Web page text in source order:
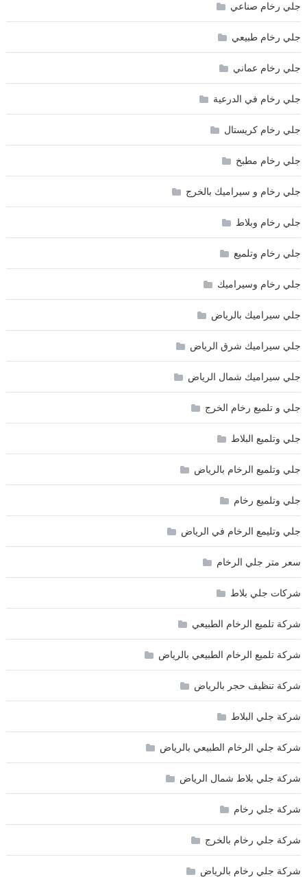
جلي رخام صناعي
جلي رخام طبيعي
جلي رخام عماني
جلي رخام في الدرعية
جلي رخام كريستال
جلي رخام مطبخ
جلي رخام و سيراميك بالخرج
جلي رخام وبلاط
جلي رخام وتلميع
جلي رخام وسيراميك
جلي سيراميك بالرياض
جلي سيراميك شرق الرياض
جلي سيراميك شمال الرياض
جلي و تلميع رخام الخرج
جلي وتلميع البلاط
جلي وتلميع الرخام بالرياض
جلي وتلميع رخام
جلي وتليمع الرخام في الرياض
سعر متر جلي الرخام
شركات جلي بلاط
شركة تلميع الرخام الطبيعي
شركة تلميع الرخام الطبيعي بالرياض
شركة تنظيف حجر بالرياض
شركة جلي البلاط
شركة جلي الرخام الطبيعي بالرياض
شركة جلي بلاط شمال الرياض
شركة جلي رخام
شركة جلي رخام بالخرج
شركة جلي رخام بالرياض